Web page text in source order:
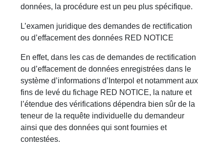
données, la procédure est un peu plus spécifique.
L’examen juridique des demandes de rectification
ou d’effacement des données RED NOTICE
En effet, dans les cas de demandes de rectification
ou d’effacement de données enregistrées dans le
système d’informations d’Interpol et notamment aux
fins de levé du fichage RED NOTICE, la nature et
l’étendue des vérifications dépendra bien sûr de la
teneur de la requête individuelle du demandeur
ainsi que des données qui sont fournies et
contestées.